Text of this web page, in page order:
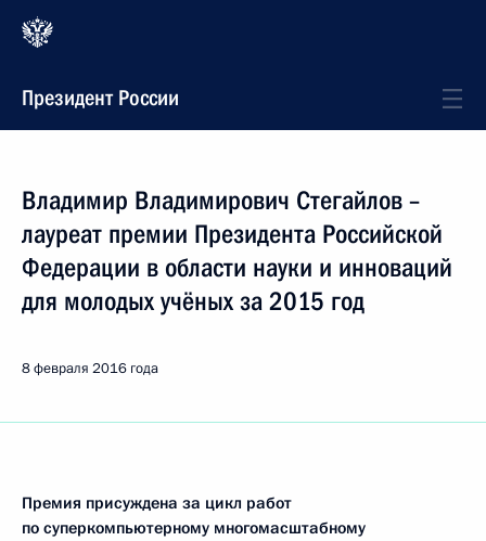
Президент России
Владимир Владимирович Стегайлов –
лауреат премии Президента Российской
Федерации в области науки и инноваций
для молодых учёных за 2015 год
8 февраля 2016 года
Премия присуждена за цикл работ
по суперкомпьютерному многомасштабному